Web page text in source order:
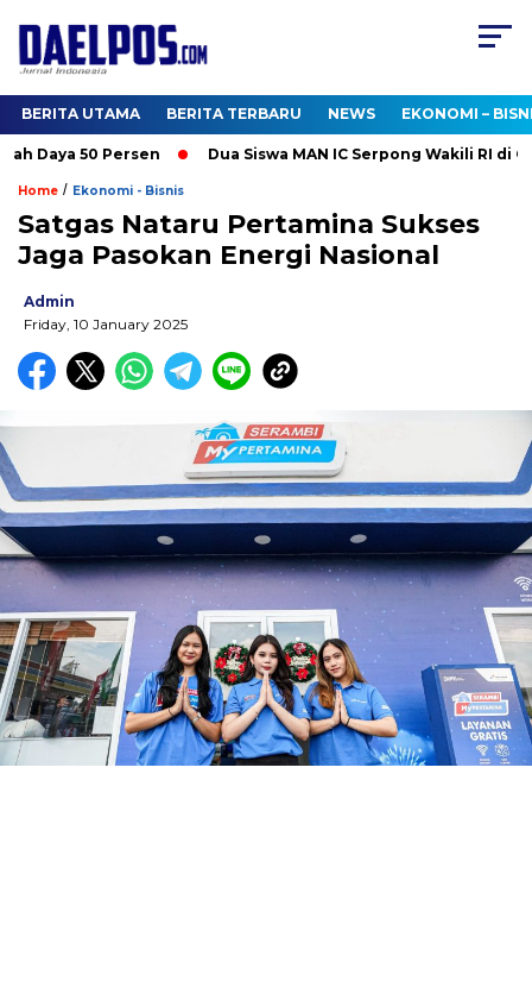
BERITA UTAMA BERITA TERBARU NEWS EKONOMI –
50 Persen Dua Siswa MAN IC Serpong Wakili RI di
Home / Ekonomi - Bisnis
Satgas Nataru Pertamina Sukses
Jaga Pasokan Energi Nasional
Admin
Friday, 10 January 2025